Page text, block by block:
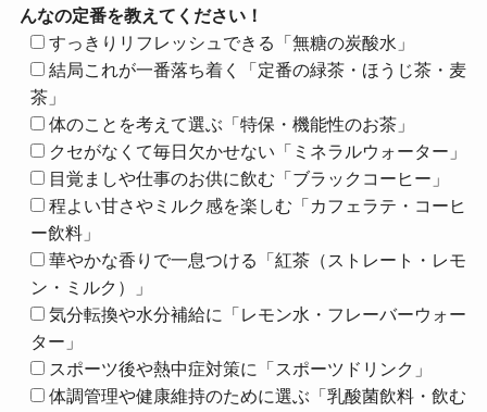
んなの定番を教えてください！
すっきりリフレッシュできる「無糖の炭酸水」
結局これが一番落ち着く「定番の緑茶・ほうじ茶・麦
茶」
体のことを考えて選ぶ「特保・機能性のお茶」
クセがなくて毎日欠かせない「ミネラルウォーター」
目覚ましや仕事のお供に飲む「ブラックコーヒー」
程よい甘さやミルク感を楽しむ「カフェラテ・コーヒ
ー飲料」
華やかな香りで一息つける「紅茶（ストレート・レモ
ン・ミルク）」
気分転換や水分補給に「レモン水・フレーバーウォー
ター」
スポーツ後や熱中症対策に「スポーツドリンク」
体調管理や健康維持のために選ぶ「乳酸菌飲料・飲む